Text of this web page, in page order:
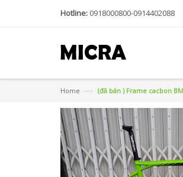
Hotline: 0918000800-0914402088
Home —› (đã bán ) Frame cacbon